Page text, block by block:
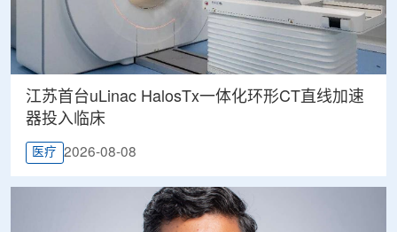
江苏首台uLinac HalosTx一体化环形CT直线加速
器投入临床
医疗 2026-08-08